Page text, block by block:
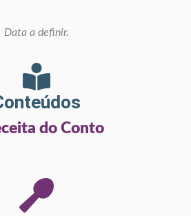
Data a definir.
do Conto